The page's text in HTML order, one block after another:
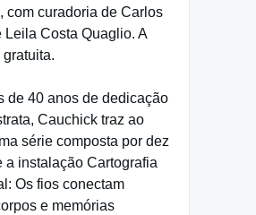
com curadoria de Carlos
Leila Costa Quaglio. A
de 40 anos de dedicação
Cauchick traz ao
série composta por dez
a instalação Cartografia
Os fios conectam
e memórias